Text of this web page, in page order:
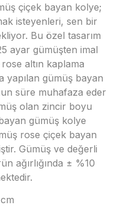
çiçek bayan kolye;
isteyenleri, sen bir
Bu özel tasarım
ayar gümüşten imal
altın kaplama
yapılan gümüş bayan
süre muhafaza eder
olan zincir boyu
gümüş kolye
rose çiçek bayan
Gümüş ve değerli
ağırlığında ± %10